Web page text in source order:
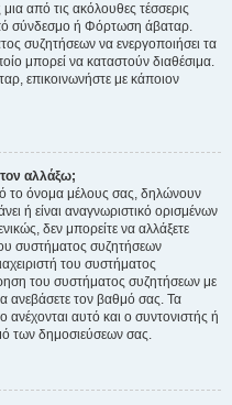
από τις ακόλουθες τέσσερις
σύνδεσμο ή Φόρτωση άβαταρ.
συζητήσεων να ενεργοποιήσει τα
μπορεί να καταστούν διαθέσιμα.
επικοινωνήστε με κάποιον
αλλάξω;
το όνομα μέλους σας, δηλώνουν
ή είναι αναγνωριστικό ορισμένων
δεν μπορείτε να αλλάξετε
συστήματος συζητήσεων
του συστήματος
του συστήματος συζητήσεων με
ανεβάσετε τον βαθμό σας. Τα
αυτό και ο συντονιστής ή
των δημοσιεύσεων σας.